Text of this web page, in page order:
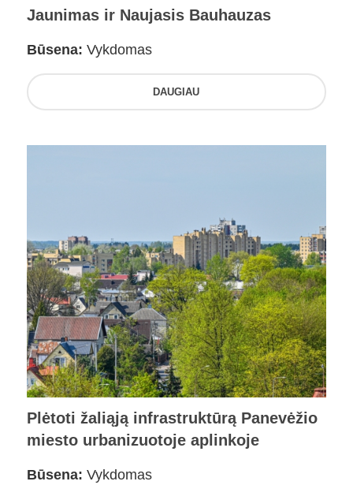
Jaunimas ir Naujasis Bauhauzas
Būsena: Vykdomas
DAUGIAU
Plėtoti žaliąją infrastruktūrą Panevėžio
miesto urbanizuotoje aplinkoje
Būsena: Vykdomas